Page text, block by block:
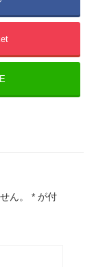
ん。 * が付